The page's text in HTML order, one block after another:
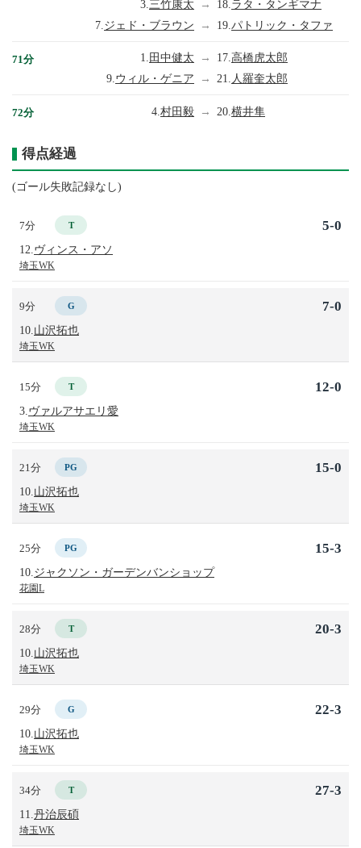
3. 三竹康太 → 18. ラタ・タンギマナ
7. ジェド・ブラウン → 19. パトリック・タファ
71分 1. 田中健太 → 17. 高橋虎太郎
9. ウィル・ゲニア → 21. 人羅奎太郎
72分 4. 村田毅 → 20. 横井隼
得点経過
(ゴール失敗記録なし)
7分 T
12. ヴィンス・アソ
埼玉WK
5-0
9分 G
10. 山沢拓也
埼玉WK
7-0
15分 T
3. ヴァルアサエリ愛
埼玉WK
12-0
21分 PG
10. 山沢拓也
埼玉WK
15-0
25分 PG
10. ジャクソン・ガーデンバンショップ
花園L
15-3
28分 T
10. 山沢拓也
埼玉WK
20-3
29分 G
10. 山沢拓也
埼玉WK
22-3
34分 T
11. 丹治辰碩
埼玉WK
27-3